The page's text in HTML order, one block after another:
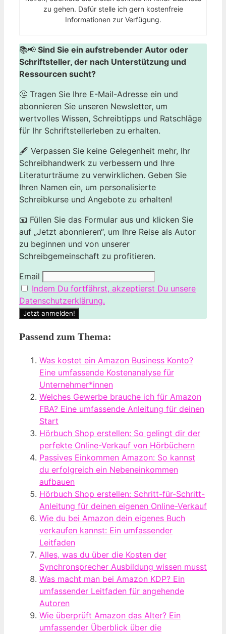
zu gehen. Dafür stelle ich gern kostenfreie
Informationen zur Verfügung.
📚📢 Sind Sie ein aufstrebender Autor oder
Schriftsteller, der nach Unterstützung und
Ressourcen sucht?
🤔 Tragen Sie Ihre E-Mail-Adresse ein und
abonnieren Sie unseren Newsletter, um
wertvolles Wissen, Schreibtipps und Ratschläge
für Ihr Schriftstellerleben zu erhalten.
🖋️ Verpassen Sie keine Gelegenheit mehr, Ihr
Schreibhandwerk zu verbessern und Ihre
Literaturträume zu verwirklichen. Geben Sie
Ihren Namen ein, um personalisierte
Schreibkurse und Angebote zu erhalten!
📧 Füllen Sie das Formular aus und klicken Sie
auf „Jetzt abonnieren“, um Ihre Reise als Autor
zu beginnen und von unserer
Schreibgemeinschaft zu profitieren.
Email
Indem Du fortfährst, akzeptierst Du unsere
Datenschutzerklärung.
Passend zum Thema:
Was kostet ein Amazon Business Konto?
Eine umfassende Kostenanalyse für
Unternehmer*innen
Welches Gewerbe brauche ich für Amazon
FBA? Eine umfassende Anleitung für deinen
Start
Hörbuch Shop erstellen: So gelingt dir der
perfekte Online-Verkauf von Hörbüchern
Passives Einkommen Amazon: So kannst
du erfolgreich ein Nebeneinkommen
aufbauen
Hörbuch Shop erstellen: Schritt-für-Schritt-
Anleitung für deinen eigenen Online-Verkauf
Wie du bei Amazon dein eigenes Buch
verkaufen kannst: Ein umfassender
Leitfaden
Alles, was du über die Kosten der
Synchronsprecher Ausbildung wissen musst
Was macht man bei Amazon KDP? Ein
umfassender Leitfaden für angehende
Autoren
Wie überprüft Amazon das Alter? Ein
umfassender Überblick über die